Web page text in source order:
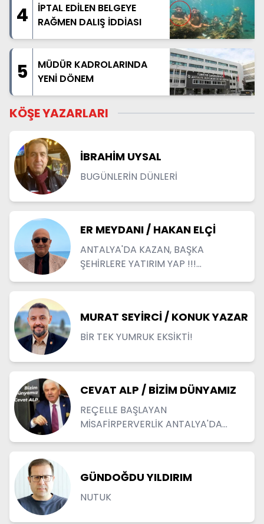
4
İPTAL EDİLEN BELGEYE
RAĞMEN DALIŞ İDDİASI
5
MÜDÜR KADROLARINDA
YENİ DÖNEM
KÖŞE YAZARLARI
İBRAHİM UYSAL
BUGÜNLERİN DÜNLERİ
ER MEYDANI / HAKAN ELÇİ
ANTALYA'DA KAZAN, BAŞKA
ŞEHİRLERE YATIRIM YAP !!!...
MURAT SEYİRCİ / KONUK YAZAR
BİR TEK YUMRUK EKSİKTİ!
CEVAT ALP / BİZİM DÜNYAMIZ
REÇELLE BAŞLAYAN
MİSAFİRPERVERLİK ANTALYA'DA
GÜNDOĞDU YILDIRIM
NUTUK